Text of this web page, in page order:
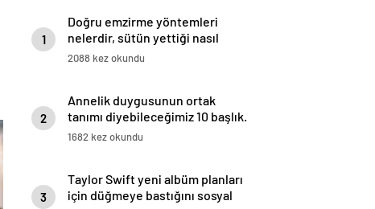
1
Doğru emzirme yöntemleri
nelerdir, sütün yettiği nasıl
anlaşılır?
2088 kez okundu
2
Annelik duygusunun ortak
tanımı diyebileceğimiz 10 başlık.
1682 kez okundu
3
Taylor Swift yeni albüm planları
için düğmeye bastığını sosyal